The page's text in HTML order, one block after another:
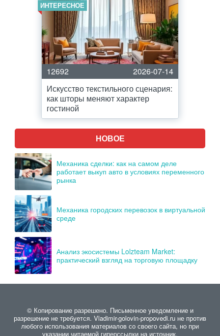
ИНТЕРЕСНОЕ
12692
2026-07-14
Искусство текстильного сценария:
как шторы меняют характер
гостиной
НОВОЕ
Механика сделки: как на самом деле
работает выкуп авто в условиях переменного
рынка
Механика городских перевозок в виртуальной
среде
Анализ экосистемы Lolzteam Market:
практический взгляд на торговую площадку
© Копирование разрешено. Письменное уведомление и
разрешение не требуется. Vladimir-golovin-propovedi.ru не против
любого использования материалов со своего сайта, но при
указании читаемой гиперссылки на источник.